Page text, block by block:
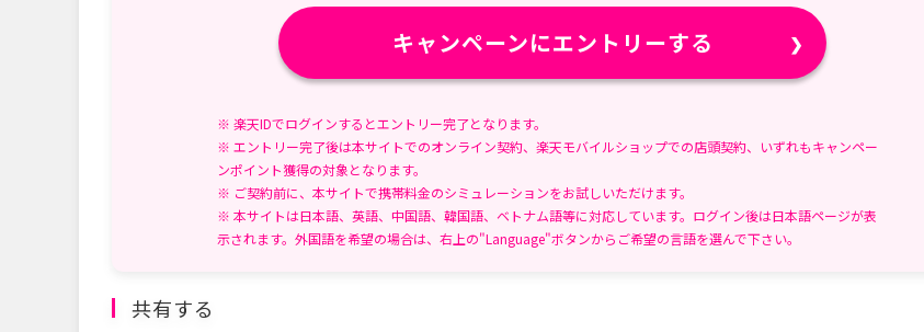
キャンペーンにエントリーする
※ 楽天IDでログインするとエントリー完了となります。
※ エントリー完了後は本サイトでのオンライン契約、楽天モバイルショップでの店頭契約、いずれもキャンペー
ンポイント獲得の対象となります。
※ ご契約前に、本サイトで携帯料金のシミュレーションをお試しいただけます。
※ 本サイトは日本語、英語、中国語、韓国語、ベトナム語等に対応しています。ログイン後は日本語ページが表
示されます。外国語を希望の場合は、右上の"Language"ボタンからご希望の言語を選んで下さい。
共有する